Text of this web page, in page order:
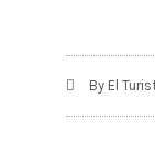
By El